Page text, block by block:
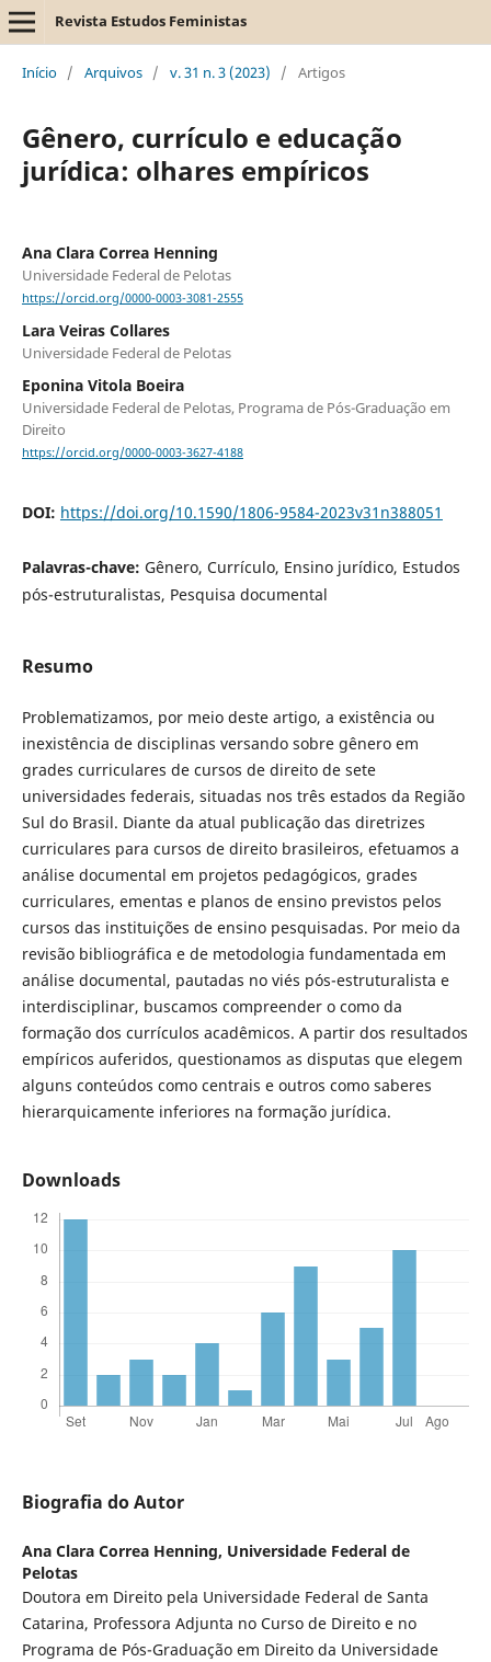
Revista Estudos Feministas
Início / Arquivos / v. 31 n. 3 (2023) / Artigos
Gênero, currículo e educação
jurídica: olhares empíricos
Ana Clara Correa Henning
Universidade Federal de Pelotas
https://orcid.org/0000-0003-3081-2555
Lara Veiras Collares
Universidade Federal de Pelotas
Eponina Vitola Boeira
Universidade Federal de Pelotas, Programa de Pós-Graduação em
Direito
https://orcid.org/0000-0003-3627-4188
DOI: https://doi.org/10.1590/1806-9584-2023v31n388051
Palavras-chave: Gênero, Currículo, Ensino jurídico, Estudos
pós-estruturalistas, Pesquisa documental
Resumo
Problematizamos, por meio deste artigo, a existência ou
inexistência de disciplinas versando sobre gênero em
grades curriculares de cursos de direito de sete
universidades federais, situadas nos três estados da Região
Sul do Brasil. Diante da atual publicação das diretrizes
curriculares para cursos de direito brasileiros, efetuamos a
análise documental em projetos pedagógicos, grades
curriculares, ementas e planos de ensino previstos pelos
cursos das instituições de ensino pesquisadas. Por meio da
revisão bibliográfica e de metodologia fundamentada em
análise documental, pautadas no viés pós-estruturalista e
interdisciplinar, buscamos compreender o como da
formação dos currículos acadêmicos. A partir dos resultados
empíricos auferidos, questionamos as disputas que elegem
alguns conteúdos como centrais e outros como saberes
hierarquicamente inferiores na formação jurídica.
Downloads
Biografia do Autor
Ana Clara Correa Henning, Universidade Federal de
Pelotas
Doutora em Direito pela Universidade Federal de Santa
Catarina, Professora Adjunta no Curso de Direito e no
Programa de Pós-Graduação em Direito da Universidade